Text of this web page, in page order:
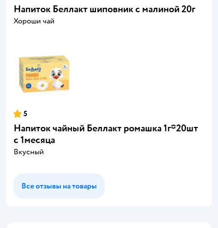
Напиток Беллакт шиповник с малиной 20г
Хороши чай
5
Напиток чайный Беллакт ромашка 1г*20шт
с 1месяца
Вкусный
Все отзывы на товары